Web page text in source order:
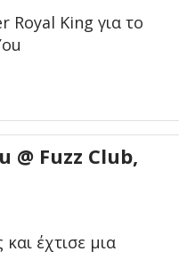
Royal King για το
@ Fuzz Club,
έχτισε μια